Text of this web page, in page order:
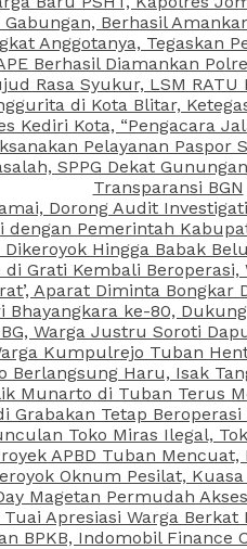
Berhasil
Anggotanya, Tegaskan
Berhasil Diamankan
Rasa Syukur, LSM
di Kota Blitar,
Kediri Kota, “Pengacara
Pelayanan
SPPG Dekat
Transparansi BGN
Dorong Audit
Pemerintah
Hingga Babak
Grati Kembali
Aparat Diminta
ke-80,
Warga Justru Soroti
Kumpulrejo Tuban
Haru, Isak
Munarto di Tuban Terus
Tetap
Toko Miras Ilegal,
APBD Tuban
Oknum Pesilat,
Magetan Permudah
Apresiasi Warga
BPKB, Indomobil Finance